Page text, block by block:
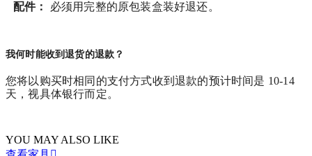
配件： 必须用完整的原包装盒装好退还。
我何时能收到退货的退款？
您将以购买时相同的支付方式收到退款的预计时间是 10-14
天，视具体银行而定。
YOU MAY ALSO LIKE